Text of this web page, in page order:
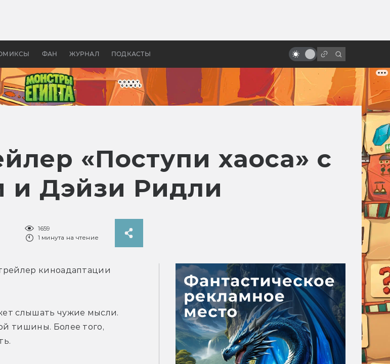
ФАН ЖУРНАЛ ПОДКАСТЫ
—
бы «Властелина колец»
фантастов
«Поступи хаоса» с
и Дэйзи Ридли
1659
1 минута на чтение
киноадаптации
слышать чужие мысли.
тишины. Более того,